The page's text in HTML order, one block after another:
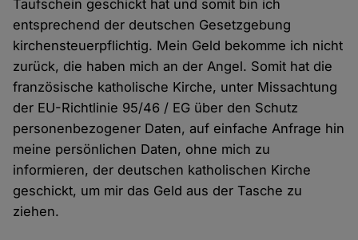
Taufschein geschickt hat und somit bin ich
entsprechend der deutschen Gesetzgebung
kirchensteuerpflichtig. Mein Geld bekomme ich nicht
zurück, die haben mich an der Angel. Somit hat die
französische katholische Kirche, unter Missachtung
der EU-Richtlinie 95/46 / EG über den Schutz
personenbezogener Daten, auf einfache Anfrage hin
meine persönlichen Daten, ohne mich zu
informieren, der deutschen katholischen Kirche
geschickt, um mir das Geld aus der Tasche zu
ziehen.